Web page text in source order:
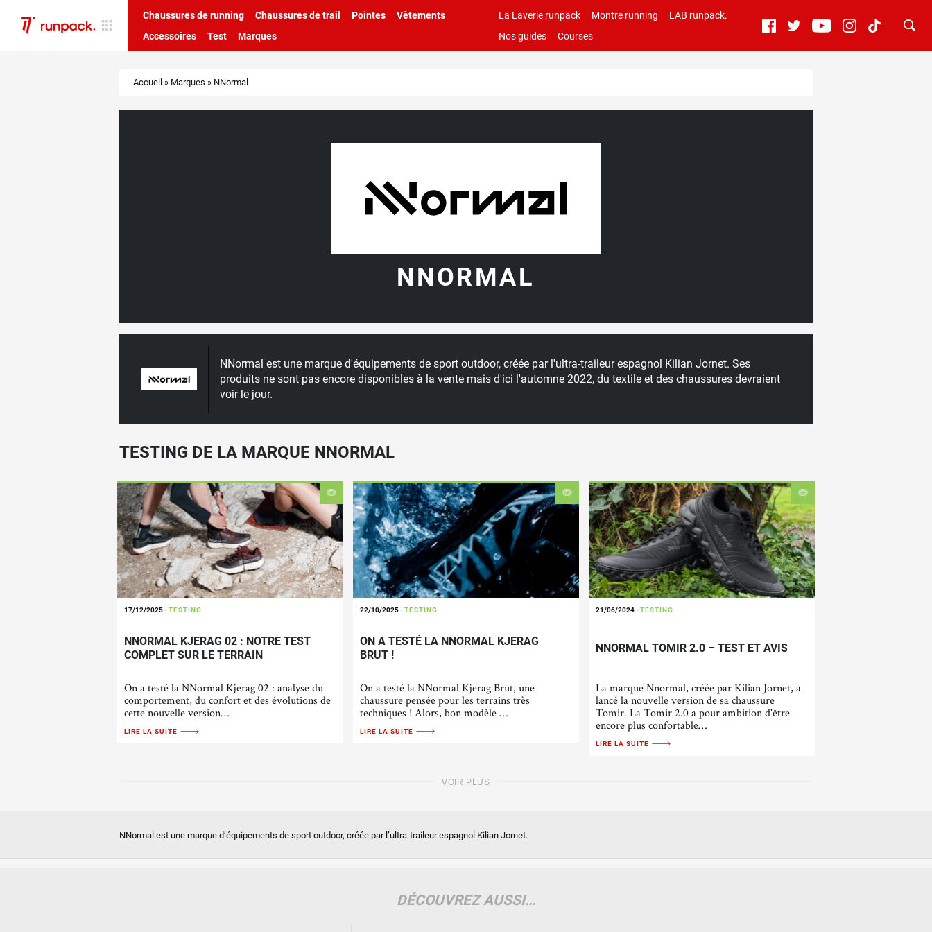
Chaussures de running Chaussures de trail Pointes
Vêtements
Accessoires
Test Marques
La Laverie runpack Montre running
LAB runpack.
Nos guides
Courses
Accueil » Marques » NNormal
NNORMAL
NNormal est une marque d'équipements de sport outdoor, créée par l'ultra-traileur espagnol Kilian Jornet. Ses
produits ne sont pas encore disponibles à la vente mais d'ici l'automne 2022, du textile et des chaussures devraient
voir le jour.
TESTING DE LA MARQUE NNORMAL
17/12/2025-TESTING
NNORMAL KJERAG 02 : NOTRE TEST
COMPLET SUR LE TERRAIN
On a testé la NNormal Kjerag 02 : analyse du
comportement, du confort et des évolutions de
cette nouvelle version…
LIRE LA SUITE
22/10/2025-TESTING
ON A TESTÉ LA NNORMAL KJERAG
BRUT !
On a testé la NNormal Kjerag Brut, une
chaussure pensée pour les terrains très
techniques ! Alors, bon modèle …
LIRE LA SUITE
21/06/2024-TESTING
NNORMAL TOMIR 2.0 – TEST ET AVIS
La marque Nnormal, créée par Kilian Jornet, a
lancé la nouvelle version de sa chaussure
Tomir. La Tomir 2.0 a pour ambition d'être
encore plus confortable…
LIRE LA SUITE
VOIR PLUS
NNormal est une marque d’équipements de sport outdoor, créée par l’ultra-traileur espagnol Kilian Jornet.
DÉCOUVREZ AUSSI…